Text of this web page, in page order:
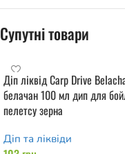
Супутні товари
Діп ліквід Carp Drive
белачан 100 мл дип для
пелетсу зерна
Діп та ліквіди